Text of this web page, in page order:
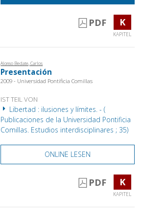
PDF K
KAPITEL
Alonso Bedate, Carlos
Presentación
2009 - Universidad Pontificia Comillas
IST TEIL VON
Libertad : ilusiones y límites. - (
Publicaciones de la Universidad Pontificia
Comillas. Estudios interdisciplinares ; 35)
ONLINE LESEN
PDF K
KAPITEL